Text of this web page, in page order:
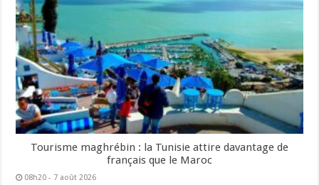
Tourisme maghrébin : la Tunisie attire davantage de
français que le Maroc
08h20 - 7 août 2026